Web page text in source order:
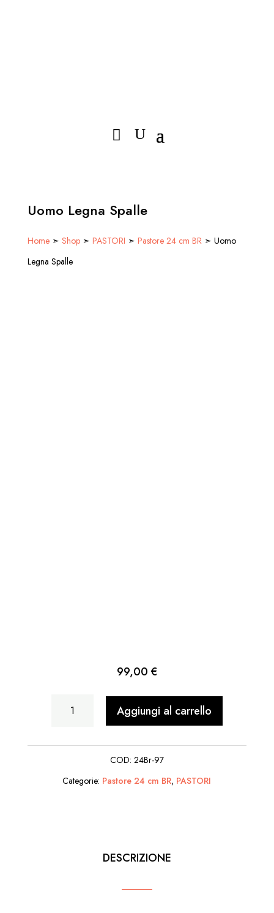
Uomo Legna Spalle
Home➣ Shop➣ PASTORI ➣ Pastore 24 cm BR➣ Uomo
Legna Spalle
99,00 €
Uomo
Spalle
Aggiungi al carrello
COD: 24Br-97
Categorie: Pastore 24 cm BR, PASTORI
DESCRIZIONE